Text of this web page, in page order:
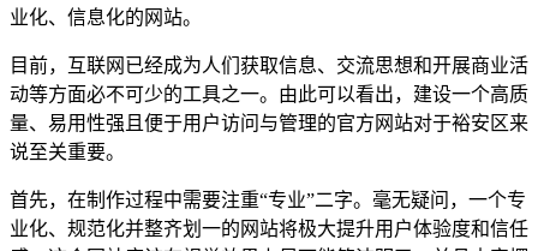
业化、信息化的网站。
目前，互联网已经成为人们获取信息、交流思想和开展商业活
动等方面必不可少的工具之一。由此可以看出，建设一个高质
量、易用性强且便于用户访问与管理的官方网站对于裕安区来
说至关重要。
首先，在制作过程中需要注重“专业”二字。毫无疑问，一个专
业化、规范化并整齐划一的网站将极大提升用户体验度和信任